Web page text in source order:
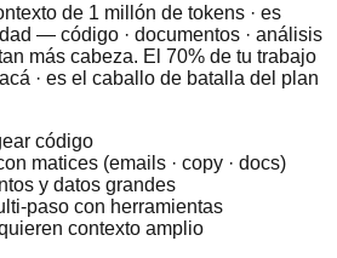
de 1 millón de tokens · es
— código · documentos · análisis
más cabeza. El 70% de tu trabajo
· es el caballo de batalla del plan
código
matices (emails · copy · docs)
y datos grandes
paso con herramientas
contexto amplio